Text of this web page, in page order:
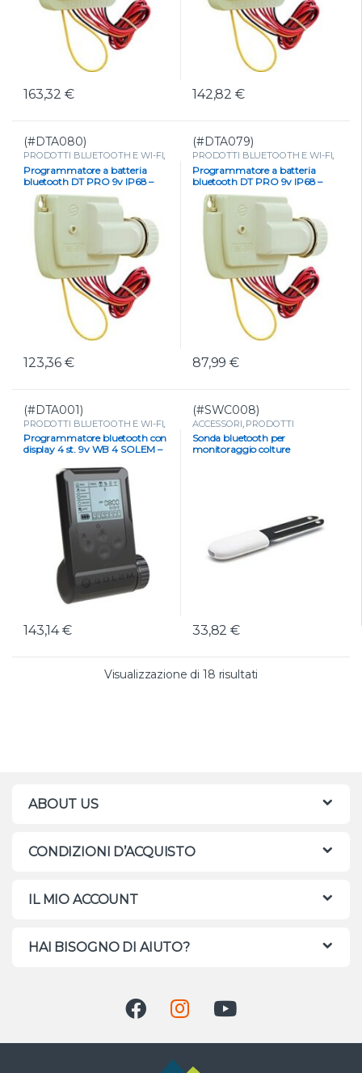
163,32€ 142,82€
(#DTA080)
PRODOTTI BLUETOOTH E WI-FI
batteria,PROGRAMMATORI,
Programmatori a batteria
Programmatore a batteria
bluetooth DT PRO 9v IP68 –
BL-IP-2 STAZIONI
123,36€
(#DTA079)
PRODOTTI BLUETOOTH E WI-FI
batteria,PROGRAMMATORI,
Programmatori a batteria
Programmatore a batteria
bluetooth DT PRO 9v IP68 –
BL-IP-1 STAZIONE
87,99€
(#DTA001)
PRODOTTI BLUETOOTH E WI-FI
Programmatore Bluetooth a
batteria,PROGRAMMATORI
Programmatore bluetooth con
display 4 st. 9v WB 4 SOLEM –
143,14€
(#SWC008)
ACCESSORI PRODOTTI
BLUETOOTH E WI-FI
Sonda Bluetooth per
monitoraggio colture,
Sonda bluetooth per
monitoraggio colture
33,82€
Visualizzazione di 18 risultati
ABOUT US
CONDIZIONI D’ACQUISTO
IL MIO ACCOUNT
HAI BISOGNO DI AIUTO?